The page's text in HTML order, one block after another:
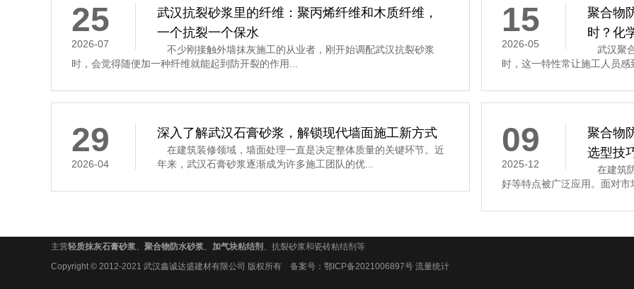
25
2026-07
武汉抗裂砂浆里的纤维：聚丙烯纤维和木质纤维，
一个抗裂一个保水
不少刚接触外墙抹灰施工的从业者，刚开始调配武汉抗裂砂浆
时，会觉得随便加一种纤维就能起到防开裂的作用...
15
2026-05
聚合物
时？化
武汉聚
时，这一特性常让施工人员
29
2026-04
深入了解武汉石膏砂浆，解锁现代墙面施工新方式
在建筑装修领域，墙面处理一直是决定整体质量的关键环节。近
年来，武汉石膏砂浆逐渐成为许多施工团队的优...
09
2025-12
聚合物
选型技
在建筑
好等特点被广泛应用。面对
主营轻质抹灰石膏砂浆、 聚合物防水砂浆、 加气块粘结剂 、抗裂砂浆和瓷砖粘结剂等
Copyright © 2012-2021 武汉鑫诚达盛建材有限公司 版权所有 备案号： 鄂ICP备2021006897号 流量统计